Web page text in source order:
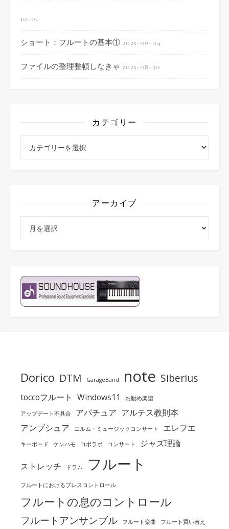
10-01
ショート：フルートの基本① 2025-09-04
ファイルの整理整頓しなきゃ 2025-08-30
カテゴリー
アーカイブ
Dorico DTM GarageBand note Siberius
toccoフルート Windows11 お勧め楽譜
アップデート不具合 アパチュア アルテス教則本
アンブシュア
エルム・ミュージックコンサート エレフエ
キーボード ケンハモ コボラボ コンサート ジャズ理論
ストレッチ ドラム フルート
フルートにおけるブレスコントロール
フルートの息のコントロール
フルートアンサンブル フルート楽曲 フルート買い替え